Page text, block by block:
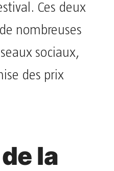
Ces deux
nombreuses
sociaux,
des prix
la